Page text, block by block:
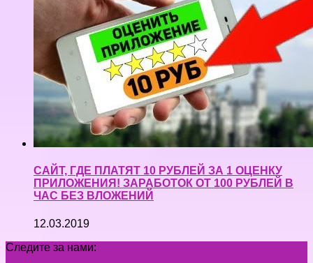
САЙТ, ГДЕ ПЛАТЯТ 10 РУБЛЕЙ ЗА 1 ОЦЕНКУ
ПРИЛОЖЕНИЯ! ЗАРАБОТОК ОТ 100 РУБЛЕЙ В
ЧАС БЕЗ ВЛОЖЕНИЙ
12.03.2019
Следите за нами: